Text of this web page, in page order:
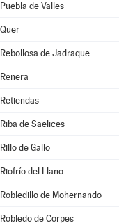
Puebla de Valles
Quer
Rebollosa de Jadraque
Renera
Retiendas
Riba de Saelices
Rillo de Gallo
Riofrío del Llano
Robledillo de Mohernando
Robledo de Corpes